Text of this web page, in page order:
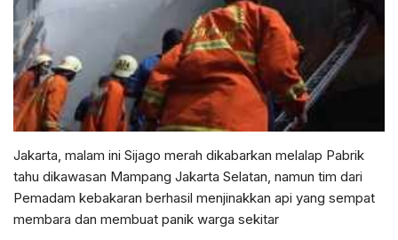
Jakarta, malam ini Sijago merah dikabarkan melalap Pabrik
tahu dikawasan Mampang Jakarta Selatan, namun tim dari
Pemadam kebakaran berhasil menjinakkan api yang sempat
membara dan membuat panik warga sekitar